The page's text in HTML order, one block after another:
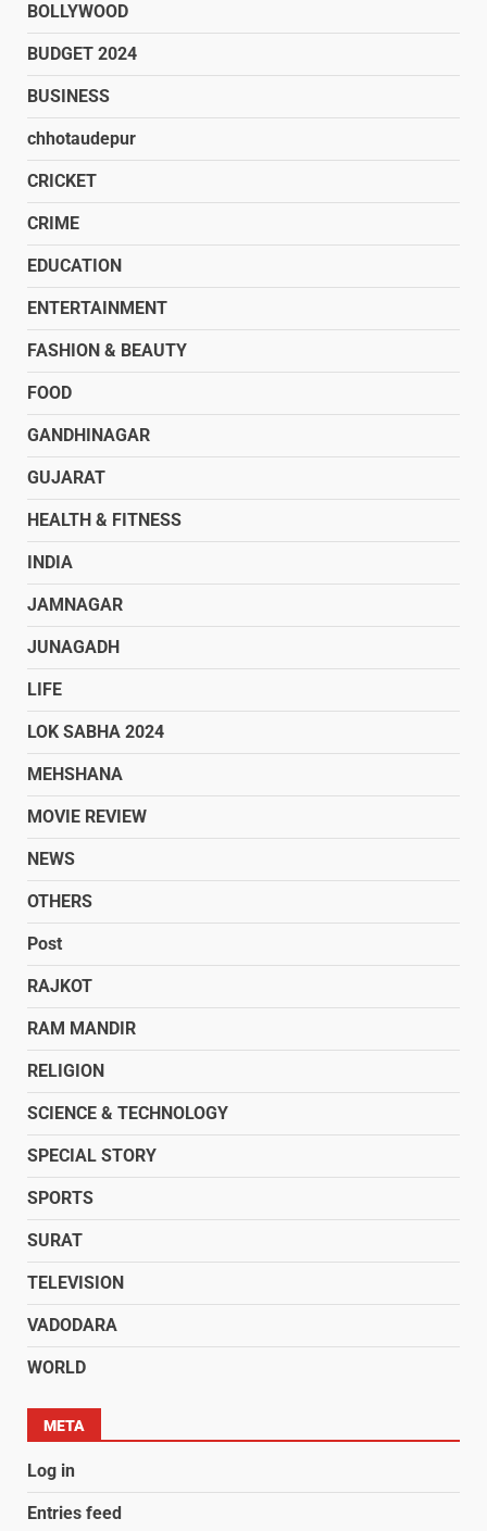
BOLLYWOOD
BUDGET 2024
BUSINESS
chhotaudepur
CRICKET
CRIME
EDUCATION
ENTERTAINMENT
FASHION & BEAUTY
FOOD
GANDHINAGAR
GUJARAT
HEALTH & FITNESS
INDIA
JAMNAGAR
JUNAGADH
LIFE
LOK SABHA 2024
MEHSHANA
MOVIE REVIEW
NEWS
OTHERS
Post
RAJKOT
RAM MANDIR
RELIGION
SCIENCE & TECHNOLOGY
SPECIAL STORY
SPORTS
SURAT
TELEVISION
VADODARA
WORLD
META
Log in
Entries feed